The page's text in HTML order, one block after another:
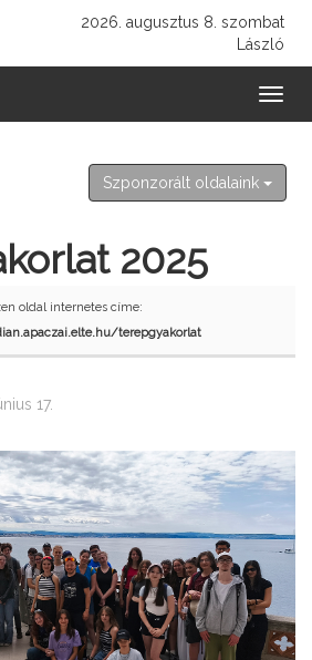
2026. augusztus 8. szombat
László
Szponzorált oldalaink
2025
oldal internetes címe:
terepgyakorlat
17.